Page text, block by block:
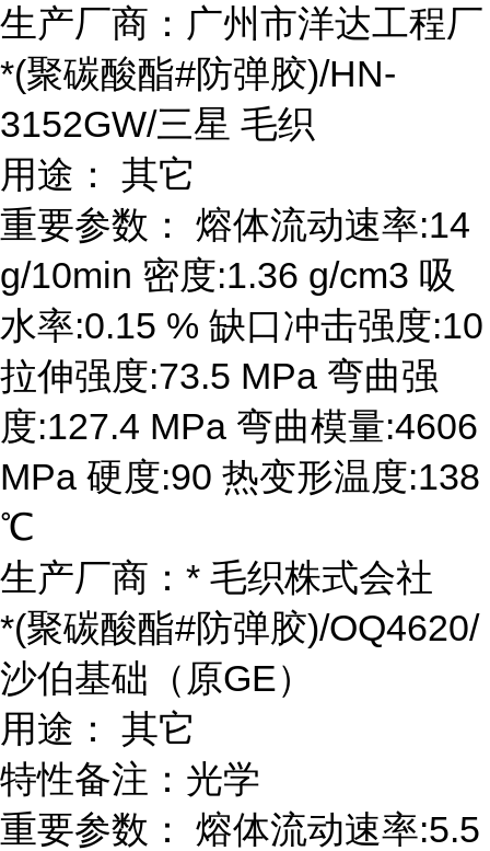
生产厂商：广州市洋达工程厂
*(聚碳酸酯#防弹胶)/HN-
3152GW/三星 毛织
用途： 其它
重要参数： 熔体流动速率:14
g/10min 密度:1.36 g/cm3 吸
水率:0.15 % 缺口冲击强度:10
拉伸强度:73.5 MPa 弯曲强
度:127.4 MPa 弯曲模量:4606
MPa 硬度:90 热变形温度:138
℃
生产厂商：* 毛织株式会社
*(聚碳酸酯#防弹胶)/OQ4620/
沙伯基础（原GE）
用途： 其它
特性备注：光学
重要参数： 熔体流动速率:5.5